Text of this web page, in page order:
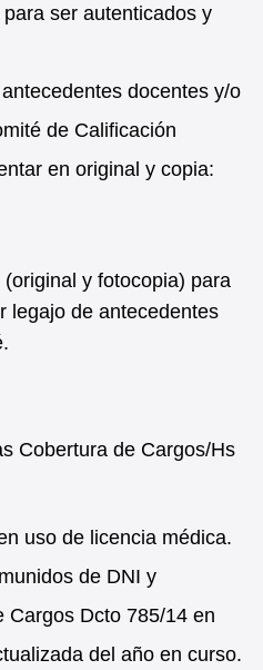
ser autenticados y
docentes y/o
de Calificación
en original y copia:
y fotocopia) para
legajo de antecedentes
Cobertura de Cargos/Hs
uso de licencia médica.
de DNI y
Cargos Dcto 785/14 en
del año en curso.